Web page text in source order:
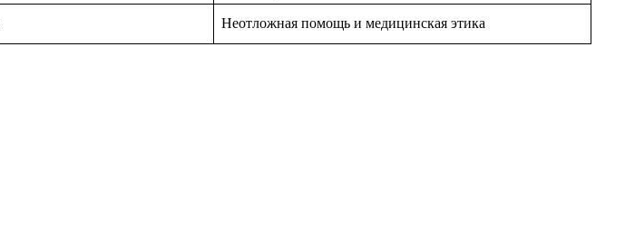
Неотложная помощь и медицинская этика